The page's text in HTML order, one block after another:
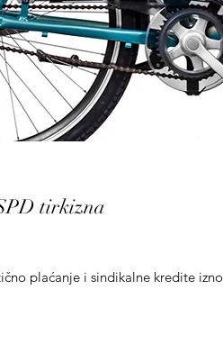
tirkizna
plaćanje i sindikalne kredite